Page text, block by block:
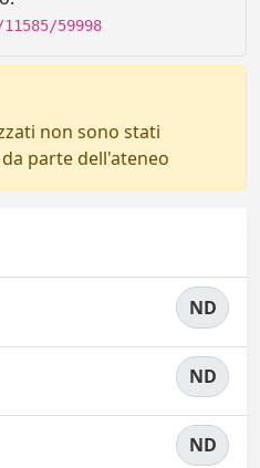
59998
non sono stati
parte dell'ateneo
ND
ND
ND